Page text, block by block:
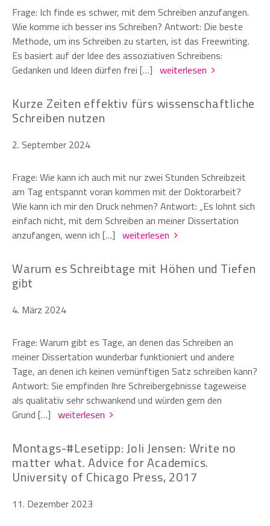
Frage: Ich finde es schwer, mit dem Schreiben anzufangen.
Wie komme ich besser ins Schreiben? Antwort: Die beste
Methode, um ins Schreiben zu starten, ist das Freewriting.
Es basiert auf der Idee des assoziativen Schreibens:
Gedanken und Ideen dürfen frei […] weiterlesen
Kurze Zeiten effektiv fürs wissenschaftliche
Schreiben nutzen
2. September 2024
Frage: Wie kann ich auch mit nur zwei Stunden Schreibzeit
am Tag entspannt voran kommen mit der Doktorarbeit?
Wie kann ich mir den Druck nehmen? Antwort: „Es lohnt sich
einfach nicht, mit dem Schreiben an meiner Dissertation
anzufangen, wenn ich […] weiterlesen
Warum es Schreibtage mit Höhen und Tiefen
gibt
4. März 2024
Frage: Warum gibt es Tage, an denen das Schreiben an
meiner Dissertation wunderbar funktioniert und andere
Tage, an denen ich keinen vernünftigen Satz schreiben kann?
Antwort: Sie empfinden Ihre Schreibergebnisse tageweise
als qualitativ sehr schwankend und würden gern den
Grund […] weiterlesen
Montags-#Lesetipp: Joli Jensen: Write no
matter what. Advice for Academics.
University of Chicago Press, 2017
11. Dezember 2023